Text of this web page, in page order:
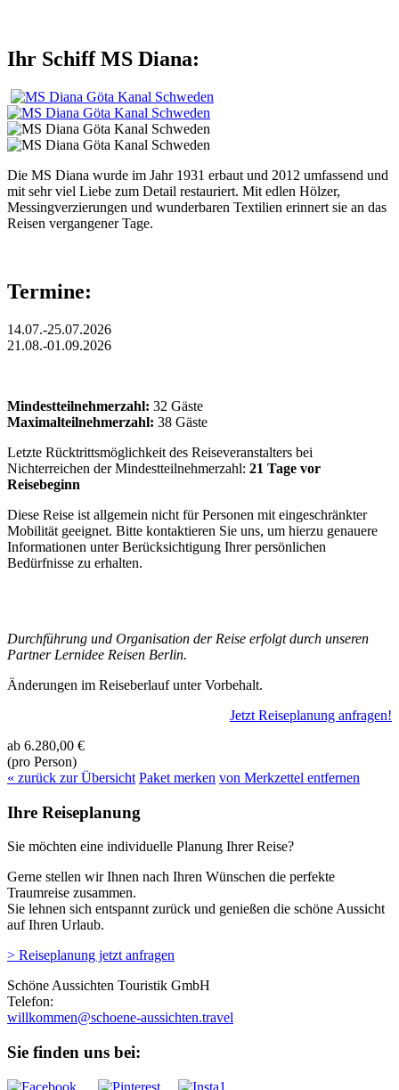
Ihr Schiff MS Diana:
Die MS Diana wurde im Jahr 1931 erbaut und 2012 umfassend und
mit sehr viel Liebe zum Detail restauriert. Mit edlen Hölzer,
Messingverzierungen und wunderbaren Textilien erinnert sie an das
Reisen vergangener Tage.
Termine:
14.07.-25.07.2026
21.08.-01.09.2026
Mindestteilnehmerzahl: 32 Gäste
Maximalteilnehmerzahl: 38 Gäste
Letzte Rücktrittsmöglichkeit des Reiseveranstalters bei
Nichterreichen der Mindestteilnehmerzahl: 21 Tage vor
Reisebeginn
Diese Reise ist allgemein nicht für Personen mit eingeschränkter
Mobilität geeignet. Bitte kontaktieren Sie uns, um hierzu genauere
Informationen unter Berücksichtigung Ihrer persönlichen
Bedürfnisse zu erhalten.
Durchführung und Organisation der Reise erfolgt durch unseren
Partner Lernidee Reisen Berlin.
Änderungen im Reiseberlauf unter Vorbehalt.
Jetzt Reiseplanung anfragen!
ab 6.280,00 €
(pro Person)
« zurück zur Übersicht Paket merken von Merkzettel entfernen
Ihre Reiseplanung
Sie möchten eine individuelle Planung Ihrer Reise?
Gerne stellen wir Ihnen nach Ihren Wünschen die perfekte
Traumreise zusammen.
Sie lehnen sich entspannt zurück und genießen die schöne Aussicht
auf Ihren Urlaub.
> Reiseplanung jetzt anfragen
Schöne Aussichten Touristik GmbH
Telefon:
Sie finden uns bei: